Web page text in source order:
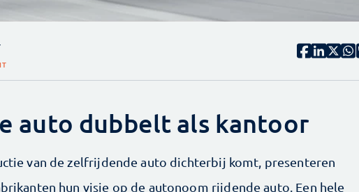
auto dubbelt als kantoor
van de zelfrijdende auto dichterbij komt, presenteren
hun visie op de autonoom rijdende auto. Een hele